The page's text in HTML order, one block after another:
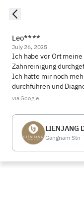
Leo****
July 26, 2025
Ich habe vor Ort
Zahnreinigung
Ich hätte mir noch
durchführen und
via Google
LIENJANG
Gangnam Stn